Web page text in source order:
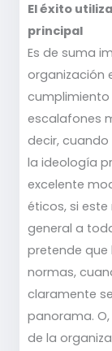
El éxito
principal
Es de suma
organización
escalafones
decir,
la ideología
excelente
éticos, si
general a
pretende
normas,
claramente
panorama.
de la